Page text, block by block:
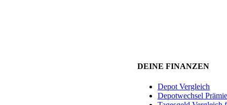
DEINE FINANZEN
Depot Vergleich
Depotwechsel